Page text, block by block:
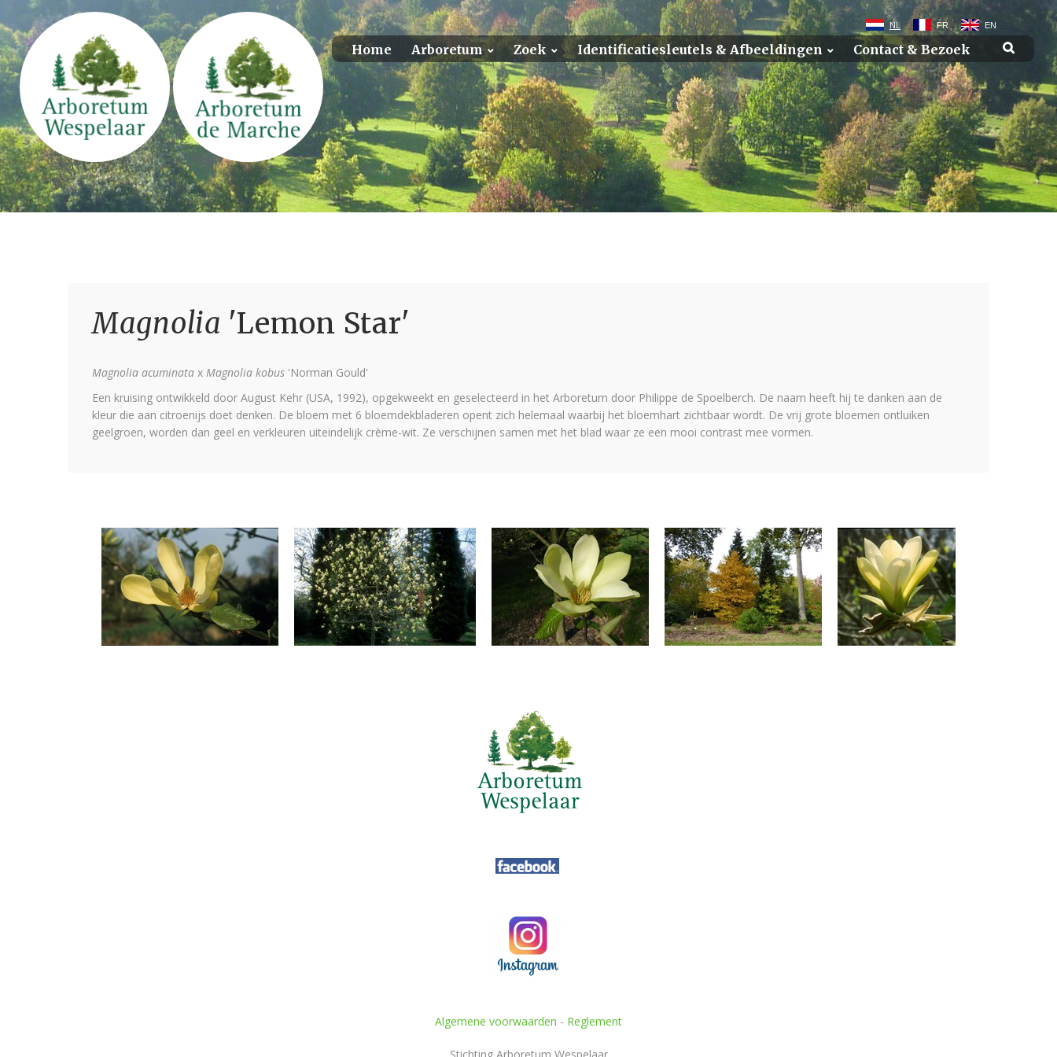
NL FR EN
Home Arboretum Zoek Identificatiesleutels & Afbeeldingen Contact & Bezoek
Magnolia 'Lemon Star'
Magnolia acuminata x Magnolia kobus 'Norman Gould'
Een kruising ontwikkeld door August Kehr (USA, 1992), opgekweekt en geselecteerd in het Arboretum door Philippe de Spoelberch. De naam heeft hij te danken aan de
kleur die aan citroenijs doet denken. De bloem met 6 bloemdekbladeren opent zich helemaal waarbij het bloemhart zichtbaar wordt. De vrij grote bloemen ontluiken
geelgroen, worden dan geel en verkleuren uiteindelijk crème-wit. Ze verschijnen samen met het blad waar ze een mooi contrast mee vormen.
Algemene voorwaarden - Reglement